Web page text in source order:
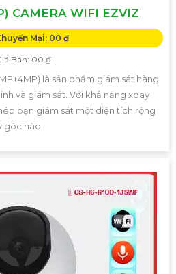
CAMERA WIFI EZVIZ
Mại: 00 ₫
Bán: 00 ₫
là sản phẩm giám sát hàng
và giám sát. Với khả năng xoay
bạn giám sát một diện tích rộng
góc nào